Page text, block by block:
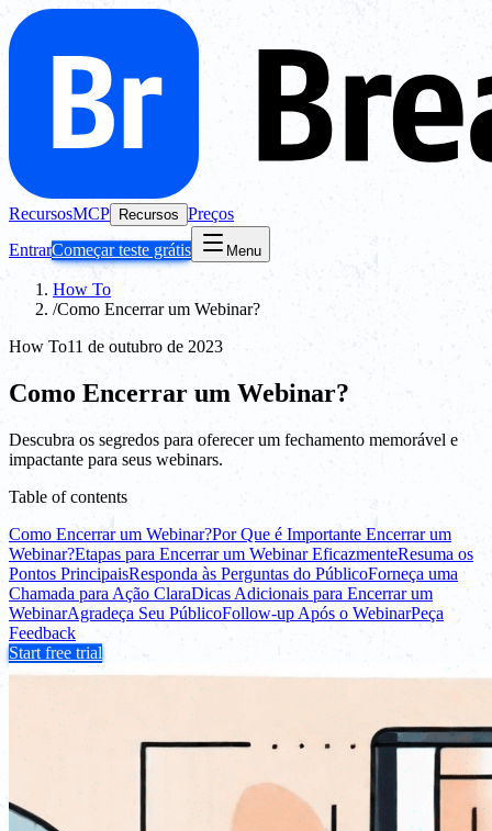
RecursosMCP Recursos Preços
EntrarComeçar teste grátis Menu
How To
/Como Encerrar um Webinar?
How To11 de outubro de 2023
Como Encerrar um Webinar?
Descubra os segredos para oferecer um fechamento memorável e
impactante para seus webinars.
Table of contents
Como Encerrar um Webinar?Por Que é Importante Encerrar um
Webinar?Etapas para Encerrar um Webinar EficazmenteResuma os
Pontos PrincipaisResponda às Perguntas do PúblicoForneça uma
Chamada para Ação ClaraDicas Adicionais para Encerrar um
WebinarAgradeça Seu PúblicoFollow-up Após o WebinarPeça
Feedback
Start free trial